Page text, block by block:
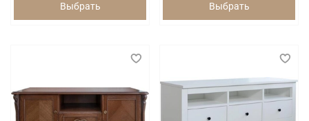
Выбрать Выбрать